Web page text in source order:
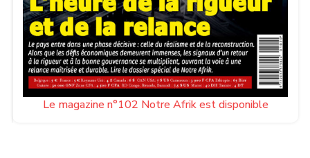
Le magazine n°102 Notre Afrik est disponible